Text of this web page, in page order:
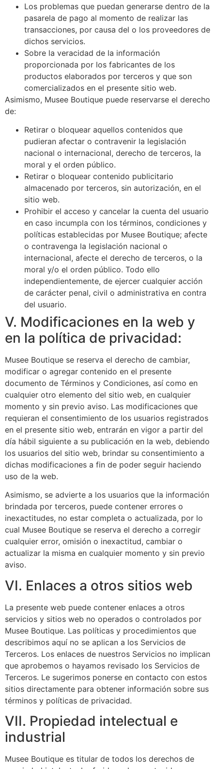
Los problemas que puedan generarse dentro de la
pasarela de pago al momento de realizar las
transacciones, por causa del o los proveedores de
dichos servicios.
Sobre la veracidad de la información
proporcionada por los fabricantes de los
productos elaborados por terceros y que son
comercializados en el presente sitio web.
Asimismo, Musee Boutique puede reservarse el derecho
de:
Retirar o bloquear aquellos contenidos que
pudieran afectar o contravenir la legislación
nacional o internacional, derecho de terceros, la
moral y el orden público.
Retirar o bloquear contenido publicitario
almacenado por terceros, sin autorización, en el
sitio web.
Prohibir el acceso y cancelar la cuenta del usuario
en caso incumpla con los términos, condiciones y
políticas establecidas por Musee Boutique; afecte
o contravenga la legislación nacional o
internacional, afecte el derecho de terceros, o la
moral y/o el orden público. Todo ello
independientemente, de ejercer cualquier acción
de carácter penal, civil o administrativa en contra
del usuario.
V. Modificaciones en la web y
en la política de privacidad:
Musee Boutique se reserva el derecho de cambiar,
modificar o agregar contenido en el presente
documento de Términos y Condiciones, así como en
cualquier otro elemento del sitio web, en cualquier
momento y sin previo aviso. Las modificaciones que
requieran el consentimiento de los usuarios registrados
en el presente sitio web, entrarán en vigor a partir del
día hábil siguiente a su publicación en la web, debiendo
los usuarios del sitio web, brindar su consentimiento a
dichas modificaciones a fin de poder seguir haciendo
uso de la web.
Asimismo, se advierte a los usuarios que la información
brindada por terceros, puede contener errores o
inexactitudes, no estar completa o actualizada, por lo
cual Musee Boutique se reserva el derecho a corregir
cualquier error, omisión o inexactitud, cambiar o
actualizar la misma en cualquier momento y sin previo
aviso.
VI. Enlaces a otros sitios web
La presente web puede contener enlaces a otros
servicios y sitios web no operados o controlados por
Musee Boutique. Las políticas y procedimientos que
describimos aquí no se aplican a los Servicios de
Terceros. Los enlaces de nuestros Servicios no implican
que aprobemos o hayamos revisado los Servicios de
Terceros. Le sugerimos ponerse en contacto con estos
sitios directamente para obtener información sobre sus
términos y políticas de privacidad.
VII. Propiedad intelectual e
industrial
Musee Boutique es titular de todos los derechos de